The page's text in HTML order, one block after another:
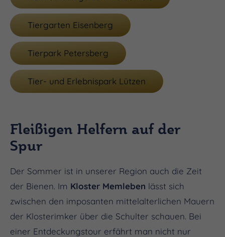
Tiergarten Eisenberg
Tierpark Petersberg
Tier- und Erlebnispark Lützen
Fleißigen Helfern auf der
Spur
Der Sommer ist in unserer Region auch die Zeit
der Bienen. Im Kloster Memleben lässt sich
zwischen den imposanten mittelalterlichen Mauern
der Klosterimker über die Schulter schauen. Bei
einer Entdeckungstour erfährt man nicht nur